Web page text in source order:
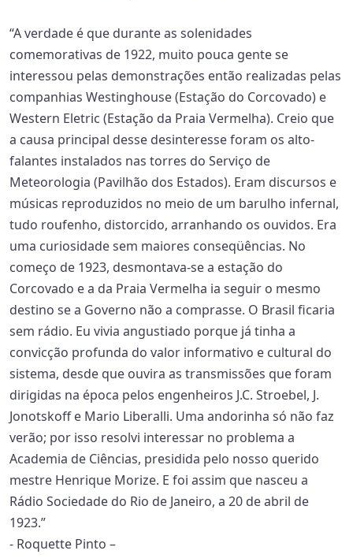
“A verdade é que durante as solenidades
comemorativas de 1922, muito pouca gente se
interessou pelas demonstrações então realizadas pelas
companhias Westinghouse (Estação do Corcovado) e
Western Eletric (Estação da Praia Vermelha). Creio que
a causa principal desse desinteresse foram os alto-
falantes instalados nas torres do Serviço de
Meteorologia (Pavilhão dos Estados). Eram discursos e
músicas reproduzidos no meio de um barulho infernal,
tudo roufenho, distorcido, arranhando os ouvidos. Era
uma curiosidade sem maiores conseqüências. No
começo de 1923, desmontava-se a estação do
Corcovado e a da Praia Vermelha ia seguir o mesmo
destino se a Governo não a comprasse. O Brasil ficaria
sem rádio. Eu vivia angustiado porque já tinha a
convicção profunda do valor informativo e cultural do
sistema, desde que ouvira as transmissões que foram
dirigidas na época pelos engenheiros J.C. Stroebel, J.
Jonotskoff e Mario Liberalli. Uma andorinha só não faz
verão; por isso resolvi interessar no problema a
Academia de Ciências, presidida pelo nosso querido
mestre Henrique Morize. E foi assim que nasceu a
Rádio Sociedade do Rio de Janeiro, a 20 de abril de
1923.”
- Roquette Pinto –